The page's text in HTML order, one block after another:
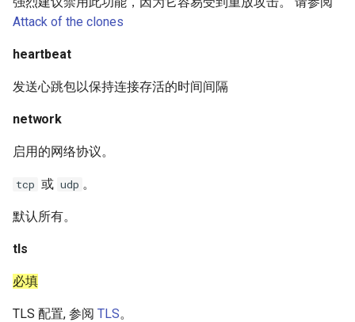
Attack of the clones
heartbeat
发送心跳包以保持连接存活的时间间隔
network
启用的网络协议。
tcp 或 udp 。
默认所有。
tls
必填
TLS 配置, 参阅 TLS。